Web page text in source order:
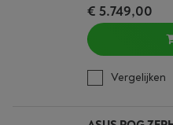
€ 5.749,00
Vergelijken